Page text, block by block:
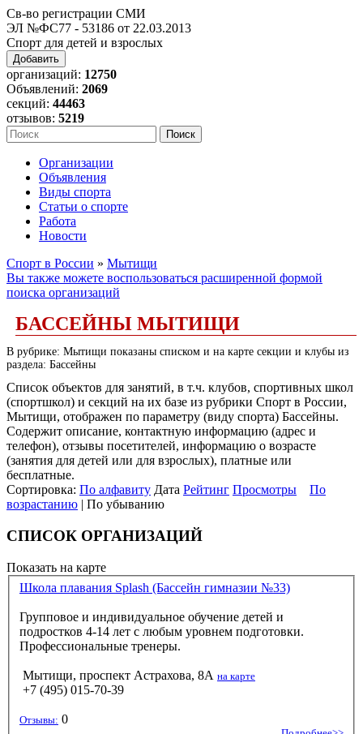
Св-во регистрации СМИ
ЭЛ №ФС77 - 53186 от 22.03.2013
Спорт для детей и взрослых
Добавить
организаций: 12750
Объявлений: 2069
секций: 44463
отзывов: 5219
Организации
Объявления
Виды спорта
Статьи о спорте
Работа
Новости
Спорт в России » Мытищи
Вы также можете воспользоваться расширенной формой
поиска организаций
БАССЕЙНЫ МЫТИЩИ
В рубрике: Мытищи показаны списком и на карте секции и клубы из
раздела: Бассейны
Список объектов для занятий, в т.ч. клубов, спортивных школ
(спортшкол) и секций на их базе из рубрики Спорт в России,
Мытищи, отображен по параметру (виду спорта) Бассейны.
Содержит описание, контактную информацию (адрес и
телефон), отзывы посетителей, информацию о возрасте
(занятия для детей или для взрослых), платные или
бесплатные.
Сортировка: По алфавиту Дата Рейтинг Просмотры
По
возрастанию | По убыванию
СПИСОК ОРГАНИЗАЦИЙ
Показать на карте
Школа плавания Splash (Бассейн гимназии №33)
Групповое и индивидуальное обучение детей и
подростков 4-14 лет с любым уровнем подготовки.
Профессиональные тренеры.
Мытищи, проспект Астрахова, 8А на карте
+7 (495) 015-70-39
Отзывы: 0